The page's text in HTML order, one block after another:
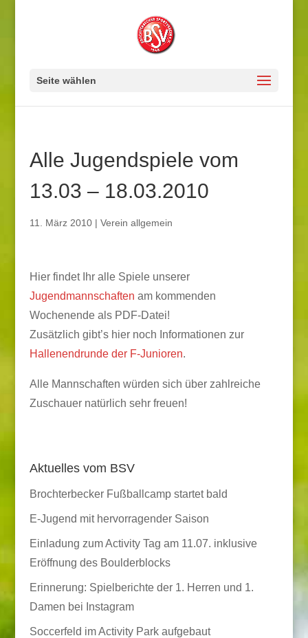
Seite wählen
Alle Jugendspiele vom
13.03 – 18.03.2010
11. März 2010| Verein allgemein
Hier findet Ihr alle Spiele unserer
Jugendmannschaften am kommenden
Wochenende als PDF-Datei!
Zusätzlich gibt’s hier noch Informationen zur
Hallenendrunde der F-Junioren.
Alle Mannschaften würden sich über zahlreiche
Zuschauer natürlich sehr freuen!
Aktuelles vom BSV
Brochterbecker Fußballcamp startet bald
E-Jugend mit hervorragender Saison
Einladung zum Activity Tag am 11.07. inklusive
Eröffnung des Boulderblocks
Erinnerung: Spielberichte der 1. Herren und 1.
Damen bei Instagram
Soccerfeld im Activity Park aufgebaut